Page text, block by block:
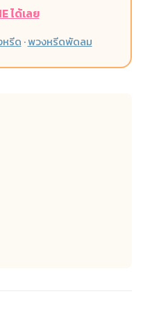
ได้เลย
รีด ·พวงหรีดพัดลม